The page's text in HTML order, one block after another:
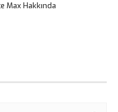
Max Hakkında